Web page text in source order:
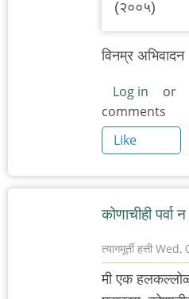
(२००५)
विनम्र अभिवादन
Log in or
comments
Like
कोणाचीही पर्वा
त्यागमूर्ती हत्ती Wed,
मी एक